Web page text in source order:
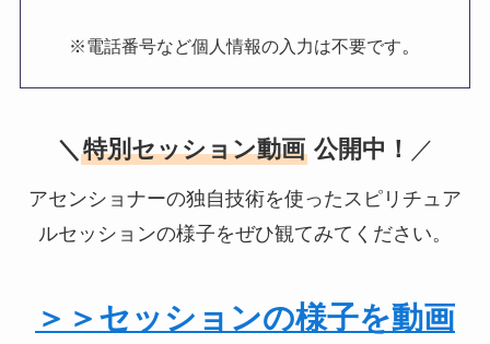
※電話番号など個人情報の入力は不要です。
＼ 特別セッション動画公開中！ ／
アセンショナーの独自技術を使ったスピリチュア
ルセッションの様子をぜひ観てみてください。
＞＞セッションの様子を動画